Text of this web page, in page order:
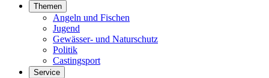
Themen
Angeln und Fischen
Jugend
Gewässer- und Naturschutz
Politik
Castingsport
Service